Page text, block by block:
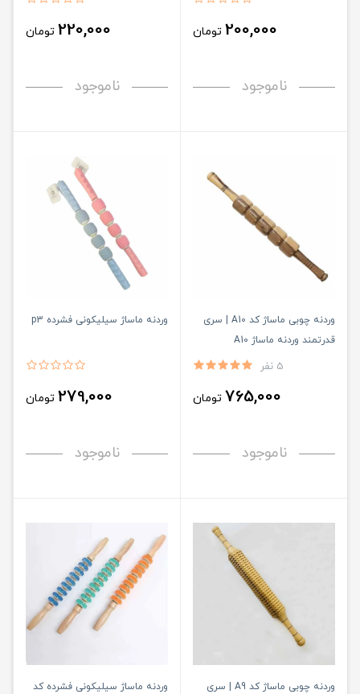
200,000 تومان
ناموجود
220,000 تومان
ناموجود
وردنه چوبی ماساژ کد A10 | سری
قدرتمند وردنه ماساژ A10
5 نفر
765,000 تومان
ناموجود
وردنه ماساژ سیلیکونی فشرده p3
279,000 تومان
ناموجود
وردنه چوبی ماساژ کد A9 | سری
وردنه ماساژ سیلیکونی فشرده کد